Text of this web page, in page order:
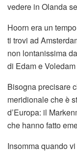
vedere in Olanda
Hoorn era un
ti trovi ad
non lontanissima
di Edam e
Bisogna precisare
meridionale che è
d’Europa: il
che hanno fatto
Insomma quando